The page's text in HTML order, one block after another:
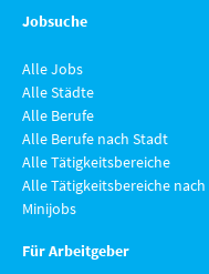
Jobsuche
Alle Jobs
Alle Städte
Alle Berufe
Alle Berufe nach Stadt
Alle Tätigkeitsbereiche
Alle Tätigkeitsbereiche
Minijobs
Für Arbeitgeber